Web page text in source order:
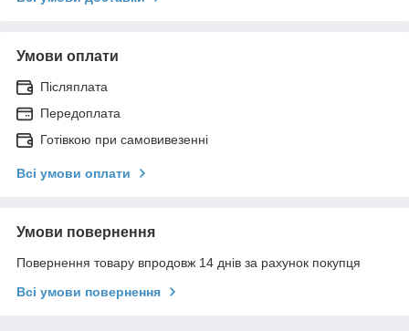
Умови оплати
Післяплата
Передоплата
Готівкою при самовивезенні
Всі умови оплати
Умови повернення
Повернення товару впродовж 14 днів за рахунок покупця
Всі умови повернення